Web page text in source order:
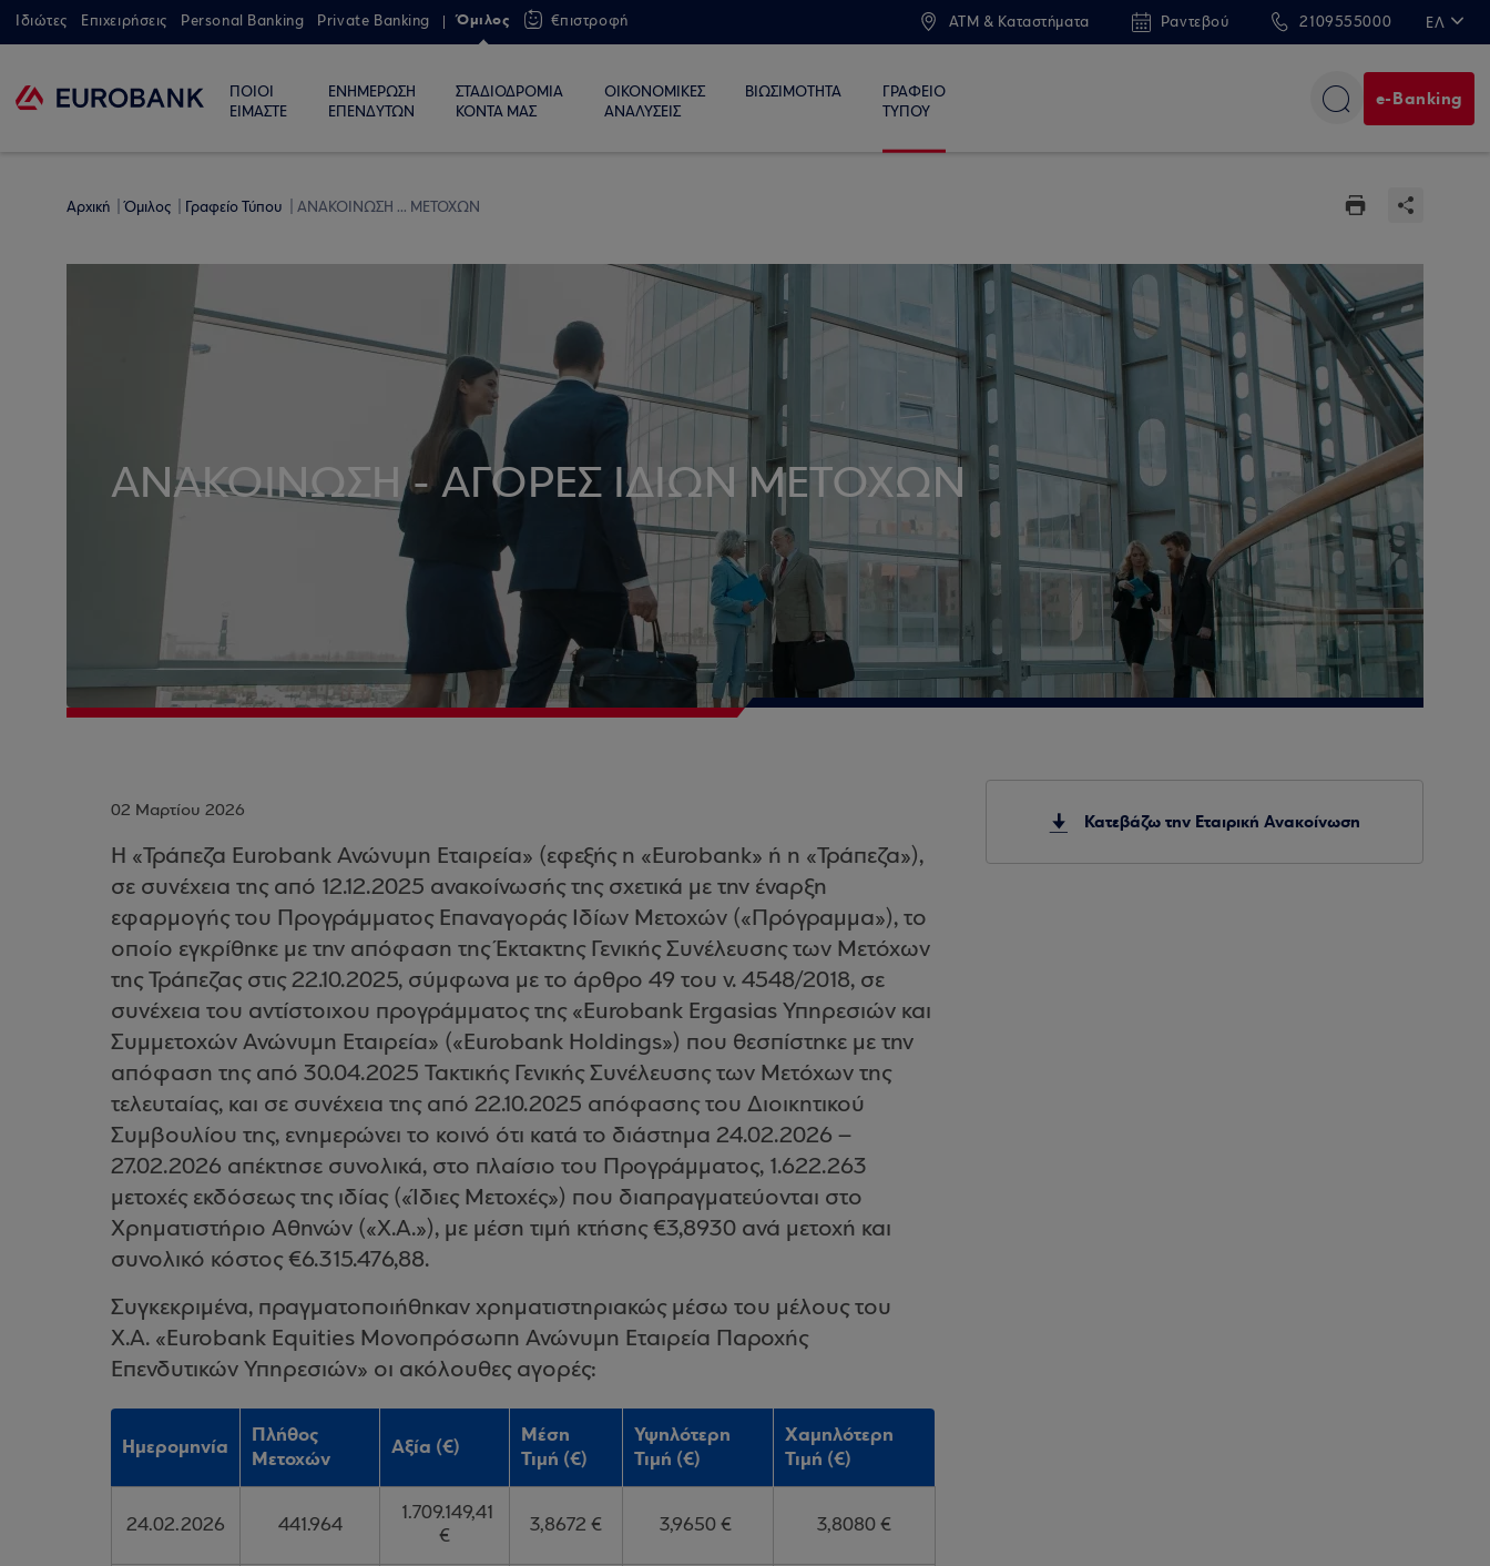
Ιδιώτες Επιχειρήσεις Personal Banking Private Banking Όμιλος €πιστροφή ATM & Καταστήματα Ραντεβού 2109555000 ΕΛ
ΠΟΙΟΙ
ΕΙΜΑΣΤΕ
ΕΝΗΜΕΡΩΣΗ
ΕΠΕΝΔΥΤΩΝ
ΣΤΑΔΙΟΔΡΟΜΙΑ
ΚΟΝΤΑ ΜΑΣ
ΟΙΚΟΝΟΜΙΚΕΣ
ΑΝΑΛΥΣΕΙΣ
ΒΙΩΣΙΜΟΤΗΤΑ
ΓΡΑΦΕΙΟ
ΤΥΠΟΥ
e-Banking
Αρχική Όμιλος Γραφείο Τύπου ΑΝΑΚΟΙΝΩΣΗ ... ΜΕΤΟΧΩΝ
ΑΝΑΚΟΙΝΩΣΗ - ΑΓΟΡΕΣ ΙΔΙΩΝ ΜΕΤΟΧΩΝ
02 Μαρτίου 2026
H «Τράπεζα Eurobank Ανώνυμη Εταιρεία» (εφεξής η «Eurobank» ή η «Τράπεζα»),
σε συνέχεια της από 12.12.2025 ανακοίνωσής της σχετικά με την έναρξη
εφαρμογής του Προγράμματος Επαναγοράς Ιδίων Μετοχών («Πρόγραμμα»), το
οποίο εγκρίθηκε με την απόφαση της Έκτακτης Γενικής Συνέλευσης των Μετόχων
της Τράπεζας στις 22.10.2025, σύμφωνα με το άρθρο 49 του ν. 4548/2018, σε
συνέχεια του αντίστοιχου προγράμματος της «Eurobank Ergasias Υπηρεσιών και
Συμμετοχών Ανώνυμη Εταιρεία» («Eurobank Holdings») που θεσπίστηκε με την
απόφαση της από 30.04.2025 Τακτικής Γενικής Συνέλευσης των Μετόχων της
τελευταίας, και σε συνέχεια της από 22.10.2025 απόφασης του Διοικητικού
Συμβουλίου της, ενημερώνει το κοινό ότι κατά το διάστημα 24.02.2026 –
27.02.2026 απέκτησε συνολικά, στο πλαίσιο του Προγράμματος, 1.622.263
μετοχές εκδόσεως της ιδίας («Ίδιες Μετοχές») που διαπραγματεύονται στο
Χρηματιστήριο Αθηνών («Χ.Α.»), με μέση τιμή κτήσης €3,8930 ανά μετοχή και
συνολικό κόστος €6.315.476,88.
Συγκεκριμένα, πραγματοποιήθηκαν χρηματιστηριακώς μέσω του μέλους του
Χ.Α. «Eurobank Equities Μονοπρόσωπη Ανώνυμη Εταιρεία Παροχής
Επενδυτικών Υπηρεσιών» οι ακόλουθες αγορές:
Ημερομηνία
Πλήθος
Μετοχών
Αξία (€)
Μέση
Τιμή (€)
Υψηλότερη
Τιμή (€)
Χαμηλότερη
Τιμή (€)
24.02.2026 441.964
1.709.149,41
€
3,8672 € 3,9650 € 3,8080 €
Κατεβάζω την Εταιρική Ανακοίνωση